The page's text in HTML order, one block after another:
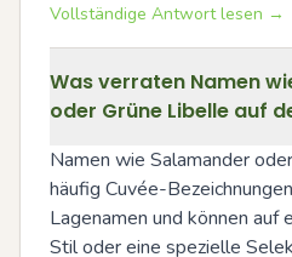
Vollständige Antwort lesen →
Was verraten Namen
oder Grüne Libelle auf
Namen wie Salamander
häufig Cuvée-
Lagenamen und können auf
Stil oder eine spezielle